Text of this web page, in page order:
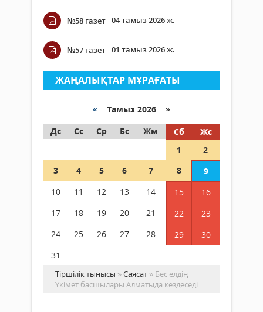
№58 газет 04 тамыз 2026 ж.
№57 газет 01 тамыз 2026 ж.
ЖАҢАЛЫҚТАР МҰРАҒАТЫ
« Тамыз 2026 »
Дс
Сс Ср Бс Жм Сб
Жс
1
2
3
4 5 6 7 8
9
10
11 12 13 14 15
16
17
18 19 20 21 22
23
24
25 26 27 28 29
30
31
Тіршілік тынысы »Саясат » Бес елдің
Үкімет басшылары Алматыда кездеседі